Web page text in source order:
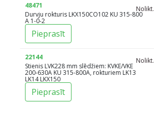
48471
Durvju rokturis LKX150CO102 KU 315-800
A 1-0-2
Nolikt.
Pieprasīt
22144
Stienis LVK228 mm slēdžiem: KVKE/VKE
200-630A KU 315-800A, rokturiem LK13
LK14 LKX150
Nolikt.
Pieprasīt